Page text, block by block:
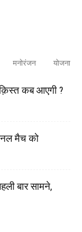
मनोरंजन योजना
क़िस्त कब आएगी ?
मैच को
बार सामने,